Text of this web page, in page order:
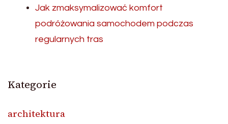
Jak zmaksymalizować komfort
podróżowania samochodem podczas
regularnych tras
Kategorie
architektura